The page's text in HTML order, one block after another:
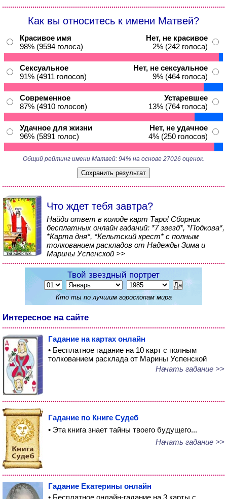
Как вы относитесь к имени Матвей?
Красивое имя
98% (9594 голоса)
Нет, не красивое
2% (242 голоса)
Сексуальное
91% (4911 голосов)
Нет, не сексуальное
9% (464 голоса)
Современное
87% (4910 голосов)
Устаревшее
13% (764 голоса)
Удачное для жизни
96% (5891 голос)
Нет, не удачное
4% (250 голосов)
Общий рейтинг имени Матвей: 94% на основе 27026 оценок.
Что ждет тебя завтра?
Найди ответ в колоде карт Таро! Сборник
бесплатных онлайн гаданий: *7 звезд*, *Подкова*,
*Карта дня*, *Кельтский крест* с полным
толкованием раскладов от Надежды Зима и
Марины Успенской >>
Твой звездный портрет
Кто ты по лучшим гороскопам мира
Интересное на сайте
Гадание на картах онлайн
• Бесплатное гадание на 10 карт с полным
толкованием расклада от Марины Успенской
Начать гадание >>
Гадание по Книге Судеб
• Эта книга знает тайны твоего будущего...
Начать гадание >>
Гадание Екатерины онлайн
• Бесплатное онлайн-гадание на 3 карты с